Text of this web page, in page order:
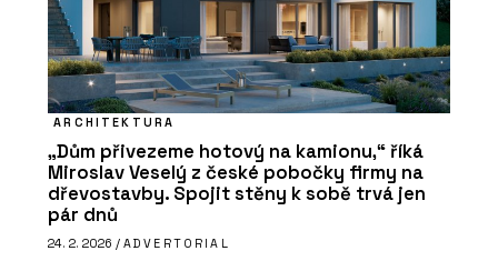
ARCHITEKTURA
„Dům přivezeme hotový na kamionu,“ říká
Miroslav Veselý z české pobočky firmy na
dřevostavby. Spojit stěny k sobě trvá jen
pár dnů
24. 2. 2026 / ADVERTORIAL